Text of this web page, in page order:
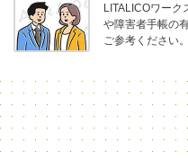
LITALICOワー
や障害者手帳の
ご参考ください。